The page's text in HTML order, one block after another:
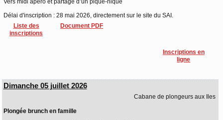
Vers midi apéro et partage d’un pique-nique
Délai d'inscription : 28 mai 2026, directement sur le site du SAI.
Liste des
inscriptions
Document PDF
Inscriptions en
ligne
Dimanche 05 juillet 2026
Cabane de plongeurs aux Iles
Plongée brunch en famille